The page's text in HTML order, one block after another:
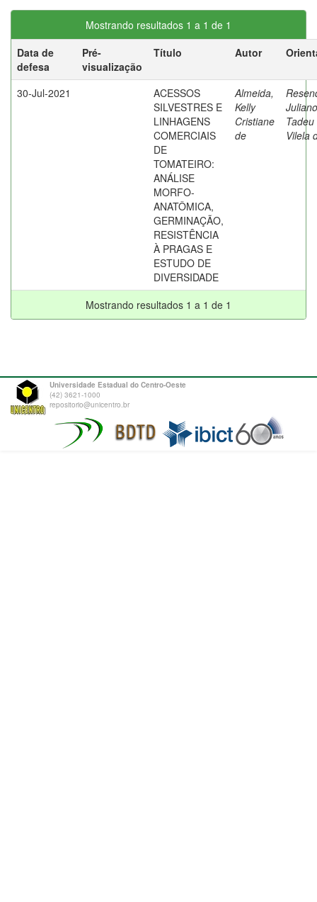
Mostrando resultados 1 a 1 de 1
Data de
defesa
Pré-
visualização
Título Autor
30-Jul-2021
ACESSOS
SILVESTRES E
LINHAGENS
COMERCIAIS
DE
TOMATEIRO:
ANÁLISE
MORFO-
ANATÔMICA,
GERMINAÇÃO,
RESISTÊNCIA
À PRAGAS E
ESTUDO DE
DIVERSIDADE
Almeida,
Kelly
Cristiane
de
Juliano
Tadeu
Vilela
Mostrando resultados 1 a 1 de 1
Universidade Estadual do Centro-Oeste
(42) 3621-1000
repositorio@unicentro.br